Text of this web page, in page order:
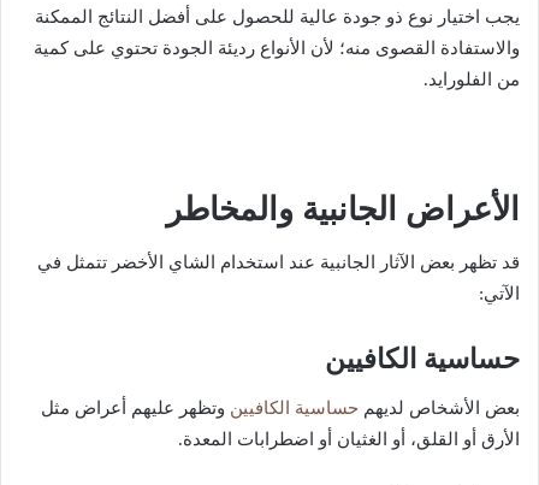
يجب اختيار نوع ذو جودة عالية للحصول على أفضل النتائج الممكنة
والاستفادة القصوى منه؛ لأن الأنواع رديئة الجودة تحتوي على كمية
من الفلورايد.
الأعراض الجانبية والمخاطر
قد تظهر بعض الآثار الجانبية عند استخدام الشاي الأخضر تتمثل في
الآتي:
حساسية الكافيين
بعض الأشخاص لديهم حساسية الكافيين وتظهر عليهم أعراض مثل
الأرق أو القلق، أو الغثيان أو اضطرابات المعدة.